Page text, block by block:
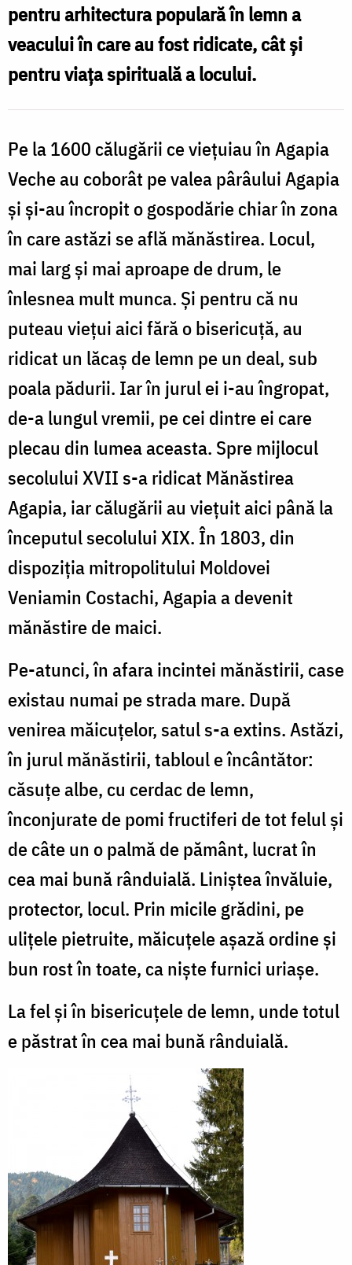
pentru arhitectura populară în lemn a
veacului în care au fost ridicate, cât şi
pentru viaţa spirituală a locului.
Pe la 1600 călugării ce vieţuiau în Agapia
Veche au coborât pe valea pârâului Agapia
şi şi-au încropit o gospodărie chiar în zona
în care astăzi se află mănăstirea. Locul,
mai larg şi mai aproape de drum, le
înlesnea mult munca. Şi pentru că nu
puteau vieţui aici fără o bisericuţă, au
ridicat un lăcaş de lemn pe un deal, sub
poala pădurii. Iar în jurul ei i-au îngropat,
de-a lungul vremii, pe cei dintre ei care
plecau din lumea aceasta. Spre mijlocul
secolului XVII s-a ridicat Mănăstirea
Agapia, iar călugării au vieţuit aici până la
începutul secolului XIX. În 1803, din
dispoziţia mitropolitului Moldovei
Veniamin Costachi, Agapia a devenit
mănăstire de maici.
Pe-atunci, în afara incintei mănăstirii, case
existau numai pe strada mare. După
venirea măicuţelor, satul s-a extins. Astăzi,
în jurul mănăstirii, tabloul e încântător:
căsuţe albe, cu cerdac de lemn,
înconjurate de pomi fructiferi de tot felul şi
de câte un o palmă de pământ, lucrat în
cea mai bună rânduială. Liniştea învăluie,
protector, locul. Prin micile grădini, pe
uliţele pietruite, măicuţele aşază ordine şi
bun rost în toate, ca nişte furnici uriaşe.
La fel şi în bisericuţele de lemn, unde totul
e păstrat în cea mai bună rânduială.